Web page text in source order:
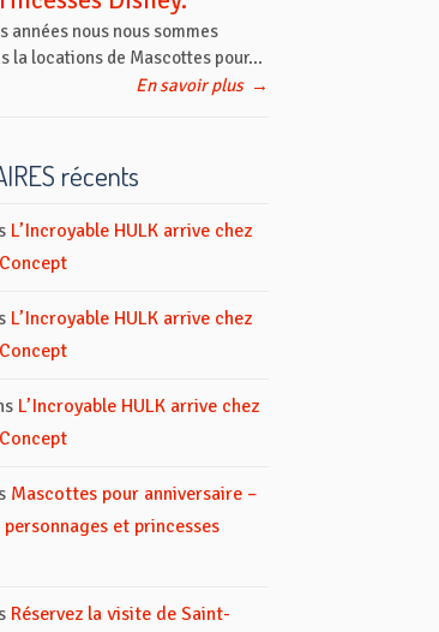
années nous nous sommes
la locations de Mascottes pour...
En savoir plus →
récents
L’Incroyable HULK arrive chez
L’Incroyable HULK arrive chez
L’Incroyable HULK arrive chez
Mascottes pour anniversaire –
et princesses
Réservez la visite de Saint-